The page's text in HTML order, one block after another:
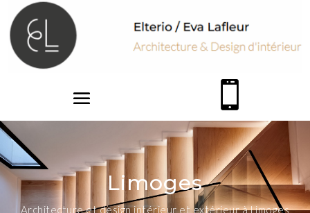

Limoges
Architecture et design intérieur et extérieur à Limoges